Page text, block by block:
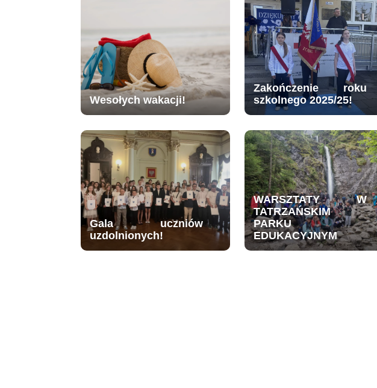
Wesołych wakacji!
Zakończenie roku
szkolnego 2025/25!
Gala uczniów
uzdolnionych!
WARSZTATY W
TATRZAŃSKIM
PARKU
EDUKACYJNYM